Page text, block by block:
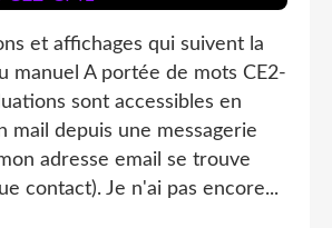
et affichages qui suivent la
manuel A portée de mots CE2-
sont accessibles en
mail depuis une messagerie
adresse email se trouve
contact). Je n'ai pas encore...